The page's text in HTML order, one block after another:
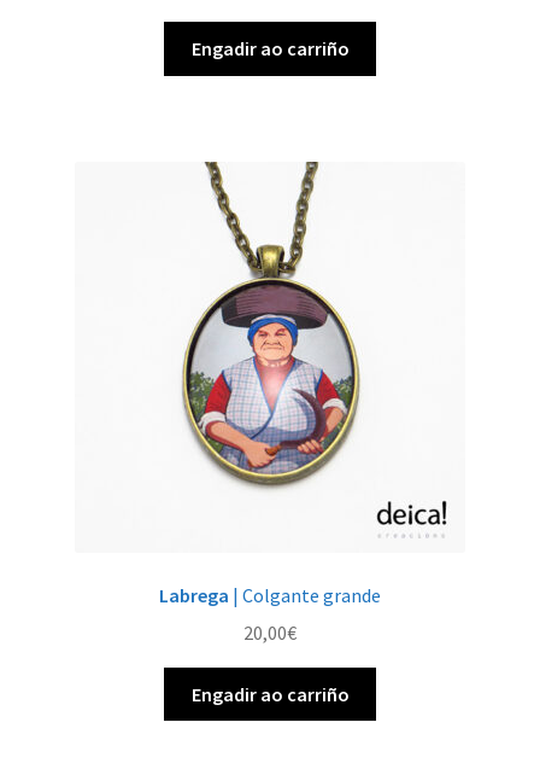
Engadir ao carriño
Labrega | Colgante grande
20,00€
Engadir ao carriño